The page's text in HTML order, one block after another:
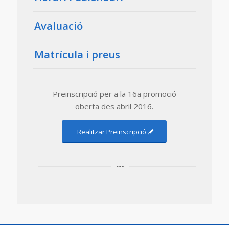
Avaluació
Matrícula i preus
Preinscripció per a la 16a promoció
oberta des abril 2016.
Realitzar Preinscripció